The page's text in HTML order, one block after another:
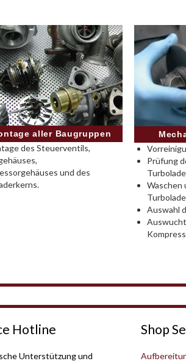
aller Baugruppen
des Steuerventils,
und des
Prüfung
Waschen
Auswahl
Hotline
Unterstützung und
Shop